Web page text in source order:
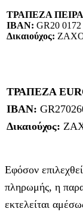
ΤΡΑΠΕΖΑ
IBAN: GR20 0172
Δικαιούχος:
ΤΡΑΠΕΖΑ
IBAN:
Δικαιούχος:
Εφόσον
πληρωμής, η
εκτελείται